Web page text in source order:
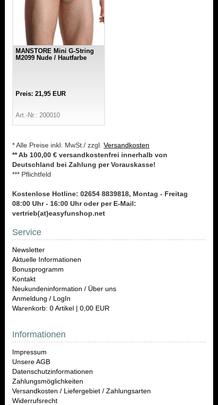
MANSTORE Mini G-String
M2099 Nude / Hautfarbe
Preis: 21,95 EUR
Art.-Nr.: 200010
* Alle Preise inkl. MwSt./ zzgl. Versandkosten
** Ab 100,00 € versandkostenfrei innerhalb von
Deutschland bei Zahlung per Vorauskasse!
*** Pflichtfeld
Kostenlose Hotline: 02654 8839818, Montag - Freitag
08:00 Uhr - 16:00 Uhr oder per E-Mail:
vertrieb(at)easyfunshop.net
Service
Newsletter
Aktuelle Informationen
Bonusprogramm
Kontakt
Neukundeninformation / Über uns
Anmeldung / LogIn
Warenkorb: 0 Artikel | 0,00 EUR
Informationen
Impressum
Unsere AGB
Datenschutzinformationen
Zahlungsmöglichkeiten
Versandkosten / Liefergebiet / Zahlungsarten
Widerrufsrecht